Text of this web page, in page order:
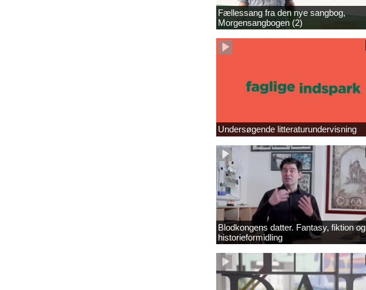
Fællessang fra den nye sangbog,
Morgensangbogen (2)
Undersøgende litteraturundervisning
Blodkongens datter. Fantasy, fiktion og
historieformidling